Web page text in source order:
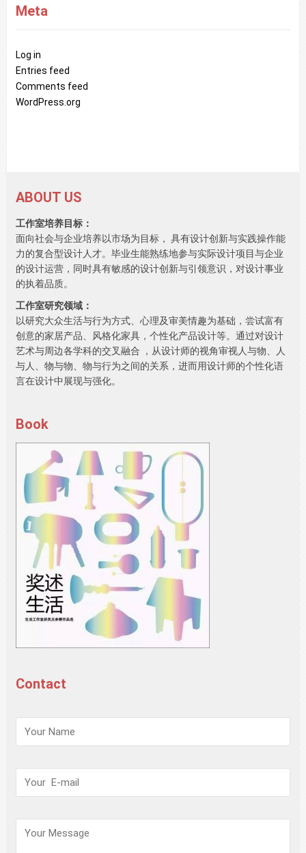
Meta
Log in
Entries feed
Comments feed
WordPress.org
ABOUT US
工作室培养目标：
面向社会与企业培养以市场为目标， 具有设计创新与实践操作能
力的复合型设计人才。毕业生能熟练地参与实际设计项目与企业
的设计运营，同时具有敏感的设计创新与引领意识，对设计事业
的执着品质。
工作室研究领域：
以研究大众生活与行为方式、心理及审美情趣为基础，尝试富有
创意的家居产品、风格化家具，个性化产品设计等。通过对设计
艺术与周边各学科的交叉融合 ，从设计师的视角审视人与物、人
与人、物与物、物与行为之间的关系，进而用设计师的个性化语
言在设计中展现与强化。
Book
Contact